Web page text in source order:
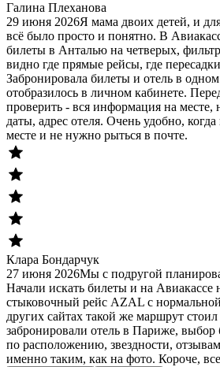
Галина Плеханова
29 июня 2026Я мама двоих детей, и
всё было просто и понятно. В
билеты в Анталью на четверых,
видно где прямые рейсы, где
Забронировала билеты и отель в одном
отобразилось в личном кабинете.
проверить - вся информация на месте,
даты, адрес отеля. Очень удобно,
месте и не нужно рыться в почте.
Клара Бондарчук
27 июня 2026Мы с подругой
Начали искать билеты и на
стыковочный рейс AZAL с
других сайтах такой же маршрут
забронировали отель в Париже,
по расположению, звездности,
именно таким, как на фото. Короче,